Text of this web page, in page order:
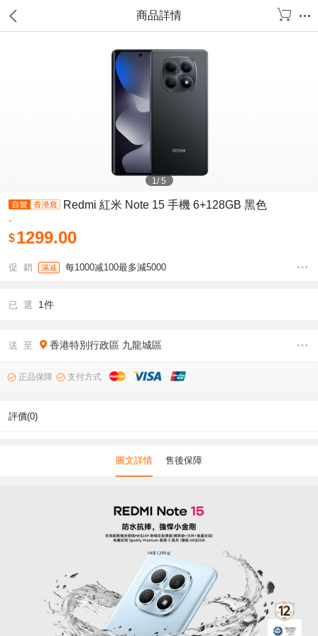
商品詳情
1/5
Redmi 紅米 Note 15 手機 6+128GB 黑色
-
$1299.00
促 銷 滿减 每1000减100最多減5000
已 選 1件
送 至 香港特別行政區 九龍城區
正品保障 支付方式
評價(0)
圖文詳情 售後保障